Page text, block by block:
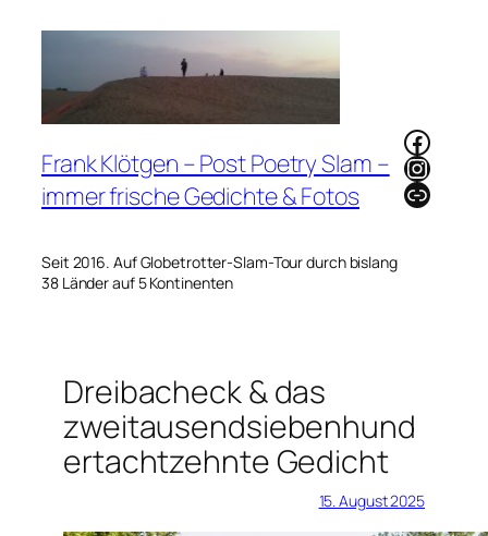
Frank Klötgen – Post Poetry Slam –
immer frische Gedichte & Fotos
Seit 2016. Auf Globetrotter-Slam-Tour durch bislang
38 Länder auf 5 Kontinenten
Link
Dreibacheck & das
zweitausendsiebenhund
ertachtzehnte Gedicht
15. August 2025